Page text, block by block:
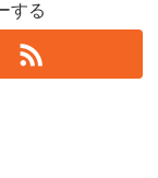
する